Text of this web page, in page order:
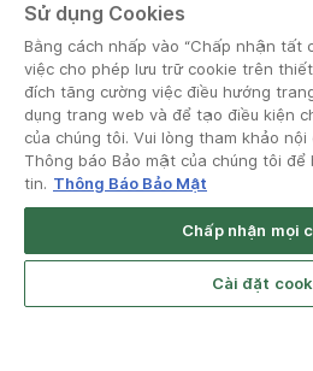
Điều khoản và Chính sách
© Grab 2010
Grab Driver for
Sử dụng Cookies
Bằng cách nhấp vào “Chấp nhận tất
việc cho phép lưu trữ cookie trên
đích tăng cường việc điều hướng
dụng trang web và để tạo điều kiện
của chúng tôi. Vui lòng tham khảo
Thông báo Bảo mật của chúng tôi
tin. Thông Báo Bảo Mật
Chấp nhận mọi
Cài đặt